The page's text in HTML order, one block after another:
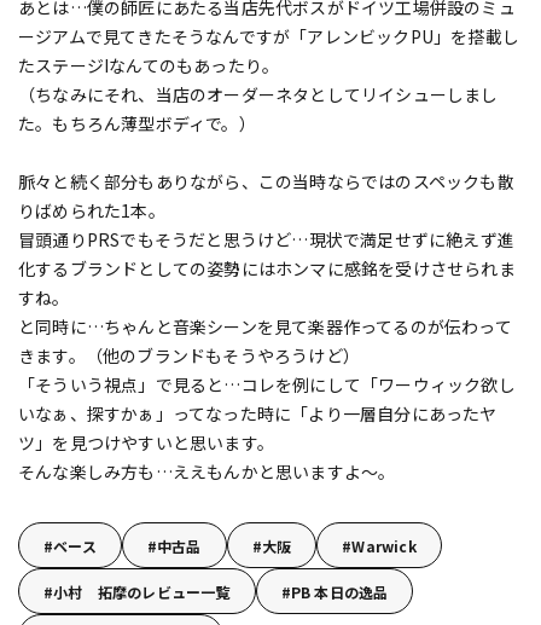
あとは…僕の師匠にあたる当店先代ボスがドイツ工場併設のミュ
ージアムで見てきたそうなんですが「アレンビックPU」を搭載し
たステージIなんてのもあったり。
（ちなみにそれ、当店のオーダーネタとしてリイシューしまし
た。もちろん薄型ボディで。）
脈々と続く部分もありながら、この当時ならではのスペックも散
りばめられた1本。
冒頭通りPRSでもそうだと思うけど…現状で満足せずに絶えず進
化するブランドとしての姿勢にはホンマに感銘を受けさせられま
すね。
と同時に…ちゃんと音楽シーンを見て楽器作ってるのが伝わって
きます。（他のブランドもそうやろうけど）
「そういう視点」で見ると…コレを例にして「ワーウィック欲し
いなぁ、探すかぁ」ってなった時に「より一層自分にあったヤ
ツ」を見つけやすいと思います。
そんな楽しみ方も…ええもんかと思いますよ～。
ベース 中古品 大阪 Warwick
小村 拓摩のレビュー一覧 PB 本日の逸品